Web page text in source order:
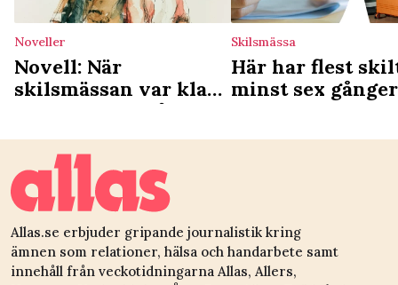
Noveller
Novell: När
skilsmässan var klar
började den svåraste
delen
Skilsmässa
Här har flest
minst sex
Allas.se erbjuder gripande journalistik kring
ämnen som relationer, hälsa och handarbete samt
innehåll från veckotidningarna Allas, Allers,